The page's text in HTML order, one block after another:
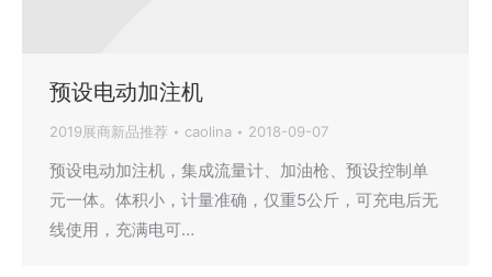
预设电动加注机
2019展商新品推荐 caolina 2018-09-07
预设电动加注机，集成流量计、加油枪、预设控制单
元一体。体积小，计量准确，仅重5公斤，可充电后无
线使用，充满电可…